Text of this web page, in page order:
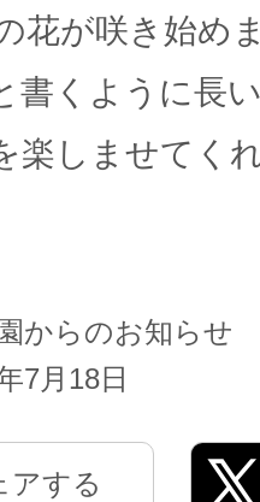
花が咲き始め
書くように長
楽しませてく
からのお知らせ
7月18日
アする